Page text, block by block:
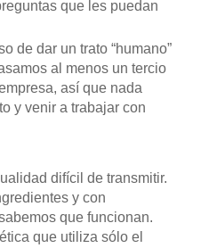
que les puedan
de dar un trato “humano”
al menos un tercio
así que nada
y venir a trabajar con
difícil de transmitir.
y con
que funcionan.
que utiliza sólo el